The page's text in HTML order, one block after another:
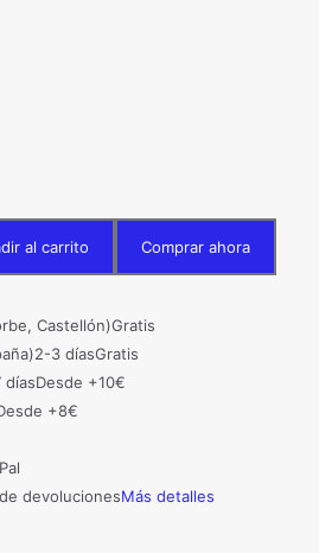
al carrito Comprar ahora
Castellón)Gratis
2-3 díasGratis
díasDesde +10€
+8€
devolucionesMás detalles